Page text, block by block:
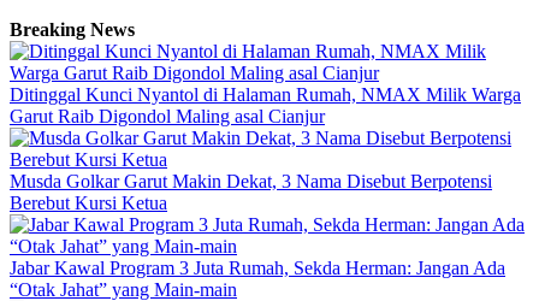
Breaking News
Ditinggal Kunci Nyantol di Halaman Rumah, NMAX Milik Warga
Garut Raib Digondol Maling asal Cianjur
Musda Golkar Garut Makin Dekat, 3 Nama Disebut Berpotensi
Berebut Kursi Ketua
Jabar Kawal Program 3 Juta Rumah, Sekda Herman: Jangan Ada
“Otak Jahat” yang Main-main